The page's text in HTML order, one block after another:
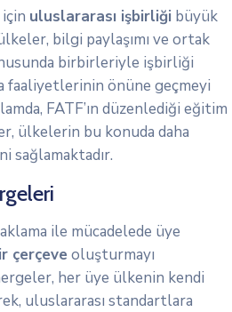
uluslararası işbirliği büyük
bilgi paylaşımı ve ortak
birbirleriyle işbirliği
faaliyetlerinin önüne geçmeyi
FATF’ın düzenlediği eğitim
ülkelerin bu konuda daha
sağlamaktadır.
ile mücadelede üye
çerçeve oluşturmayı
her üye ülkenin kendi
uluslararası standartlara